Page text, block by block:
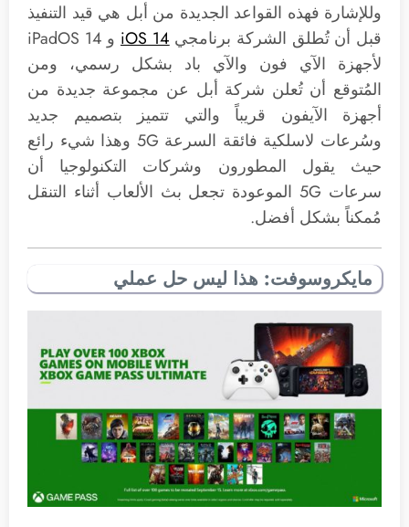
وللإشارة فهذه القواعد الجديدة من أبل هي قيد التنفيذ
قبل أن تُطلق الشركة برنامجي iOS 14
و iPadOS 14
لأجهزة الآي فون والآي باد بشكل رسمي، ومن
المُتوقع أن تُعلن شركة أبل عن مجموعة جديدة من
أجهزة الآيفون قريباً والتي تتميز بتصميم جديد
وسُرعات لاسلكية فائقة السرعة 5G وهذا شيء رائع
حيث يقول المطورون وشركات التكنولوجيا أن
سرعات 5G الموعودة تجعل بث الألعاب أثناء التنقل
مُمكناً بشكل أفضل.
مايكروسوفت: هذا ليس حل عملي